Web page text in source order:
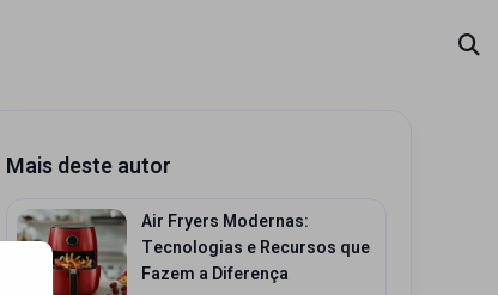
Mais deste autor
Air Fryers Modernas:
Tecnologias e Recursos que
Fazem a Diferença